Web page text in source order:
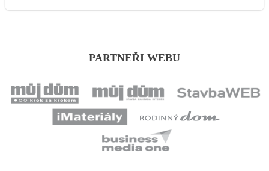
PARTNEŘI WEBU